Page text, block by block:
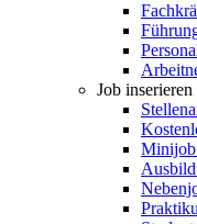
Job inserieren
Minijob